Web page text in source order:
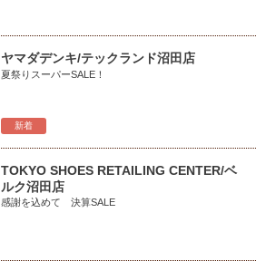
新着
ヤマダデンキ/テックランド沼田店
夏祭りスーパーSALE！
TOKYO SHOES RETAILING CENTER/ベ
ルク沼田店
感謝を込めて 決算SALE